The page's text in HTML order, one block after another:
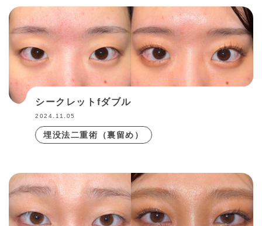
目頭切開
目尻切開
眼窩脂肪切除
目の下の切らないたるみ・クマ取り(脱脂のみ)
目の下の皮膚切除
表ハムラ法（経皮的眼窩脂肪移動術）
シークレットfダブル
2024.11.05
埋没法二重術（裏留め）